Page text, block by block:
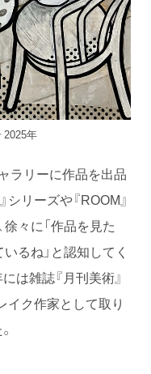
2025年
ラリーに作品を出品
リーズや『ROOM』
々に「作品を見た
るね」と認知してく
は雑誌『月刊美術』
イク作家として取り